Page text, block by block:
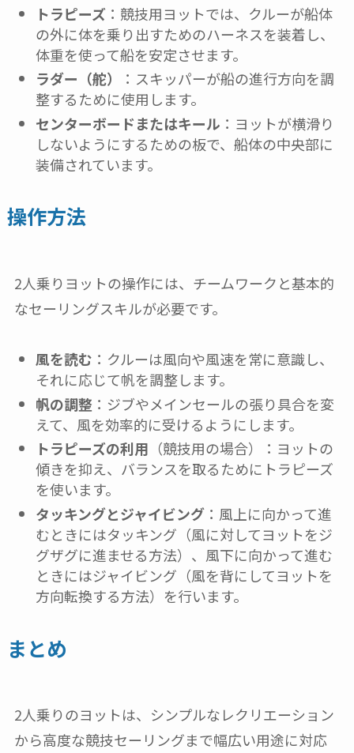
トラピーズ ：競技用ヨットでは、クルーが船体
の外に体を乗り出すためのハーネスを装着し、
体重を使って船を安定させます。
ラダー（舵）
：スキッパーが船の進行方向を調
整するために使用します。
センターボードまたはキール ：ヨットが横滑り
しないようにするための板で、船体の中央部に
装備されています。
操作方法
2人乗りヨットの操作には、チームワークと基本的
なセーリングスキルが必要です。
風を読む ：クルーは風向や風速を常に意識し、
それに応じて帆を調整します。
帆の調整 ：ジブやメインセールの張り具合を変
えて、風を効率的に受けるようにします。
トラピーズの利用 （競技用の場合）：ヨットの
傾きを抑え、バランスを取るためにトラピーズ
を使います。
タッキングとジャイビング：風上に向かって進
むときにはタッキング（風に対してヨットをジ
グザグに進ませる方法）、風下に向かって進む
ときにはジャイビング（風を背にしてヨットを
方向転換する方法）を行います。
まとめ
2人乗りのヨットは、シンプルなレクリエーション
から高度な競技セーリングまで幅広い用途に対応